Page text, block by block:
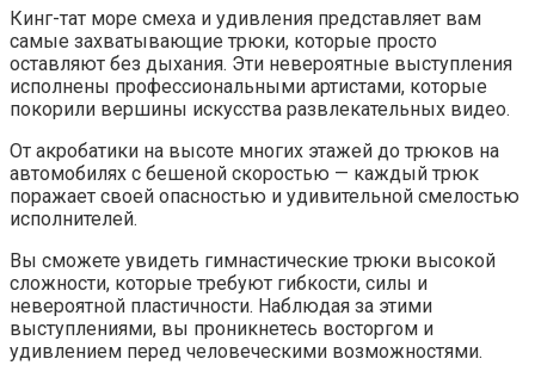
Кинг-тат море смеха и удивления представляет вам
самые захватывающие трюки, которые просто
оставляют без дыхания. Эти невероятные выступления
исполнены профессиональными артистами, которые
покорили вершины искусства развлекательных видео.
От акробатики на высоте многих этажей до трюков на
автомобилях с бешеной скоростью — каждый трюк
поражает своей опасностью и удивительной смелостью
исполнителей.
Вы сможете увидеть гимнастические трюки высокой
сложности, которые требуют гибкости, силы и
невероятной пластичности. Наблюдая за этими
выступлениями, вы проникнетесь восторгом и
удивлением перед человеческими возможностями.